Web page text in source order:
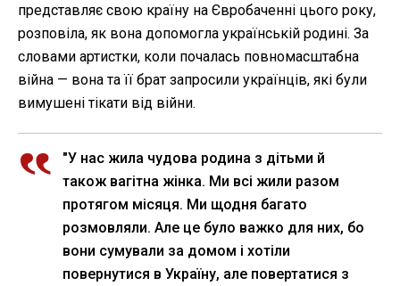
представляє свою країну на Євробаченні цього року,
розповіла, як вона допомогла українській родині. За
словами артистки, коли почалась повномасштабна
війна — вона та її брат запросили українців, які були
вимушені тікати від війни.
"У нас жила чудова родина з дітьми й
також вагітна жінка. Ми всі жили разом
протягом місяця. Ми щодня багато
розмовляли. Але це було важко для них, бо
вони сумували за домом і хотіли
повернутися в Україну, але повертатися з